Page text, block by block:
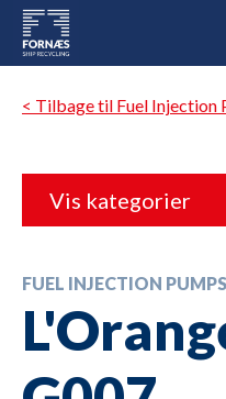
< Tilbage til Fuel Injection
Vis kategorier
FUEL INJECTION PUMPS